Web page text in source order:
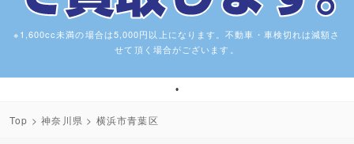
※1,600cc未満の場合は5,000円以上になります。不動車・車検切れは減額さ
せて頂く場合がございます。
1
Top >神奈川県 > 横浜市青葉区